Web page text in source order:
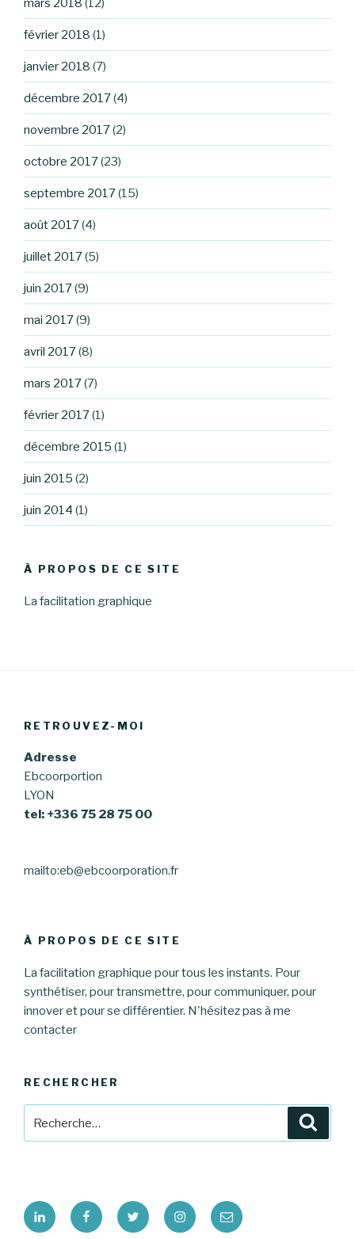
mars 2018 (12)
février 2018 (1)
janvier 2018 (7)
décembre 2017(4)
novembre 2017(2)
octobre 2017(23)
septembre 2017(15)
août 2017(4)
juillet 2017(5)
juin 2017(9)
mai 2017(9)
avril 2017(8)
mars 2017(7)
février 2017(1)
décembre 2015 (1)
juin 2015 (2)
juin 2014 (1)
À PROPOS DE CE SITE
La facilitation graphique
RETROUVEZ-MOI
Adresse
Ebcoorportion
LYON
tel: +336 75 28 75 00
mailto:eb@ebcoorporation.fr
À PROPOS DE CE SITE
La facilitation graphique pour tous les instants. Pour
synthétiser, pour transmettre, pour communiquer, pour
innover et pour se différentier. N'hésitez pas à me
contacter
RECHERCHER
LinkedinFacebookTwitter Instagram
E-
mail